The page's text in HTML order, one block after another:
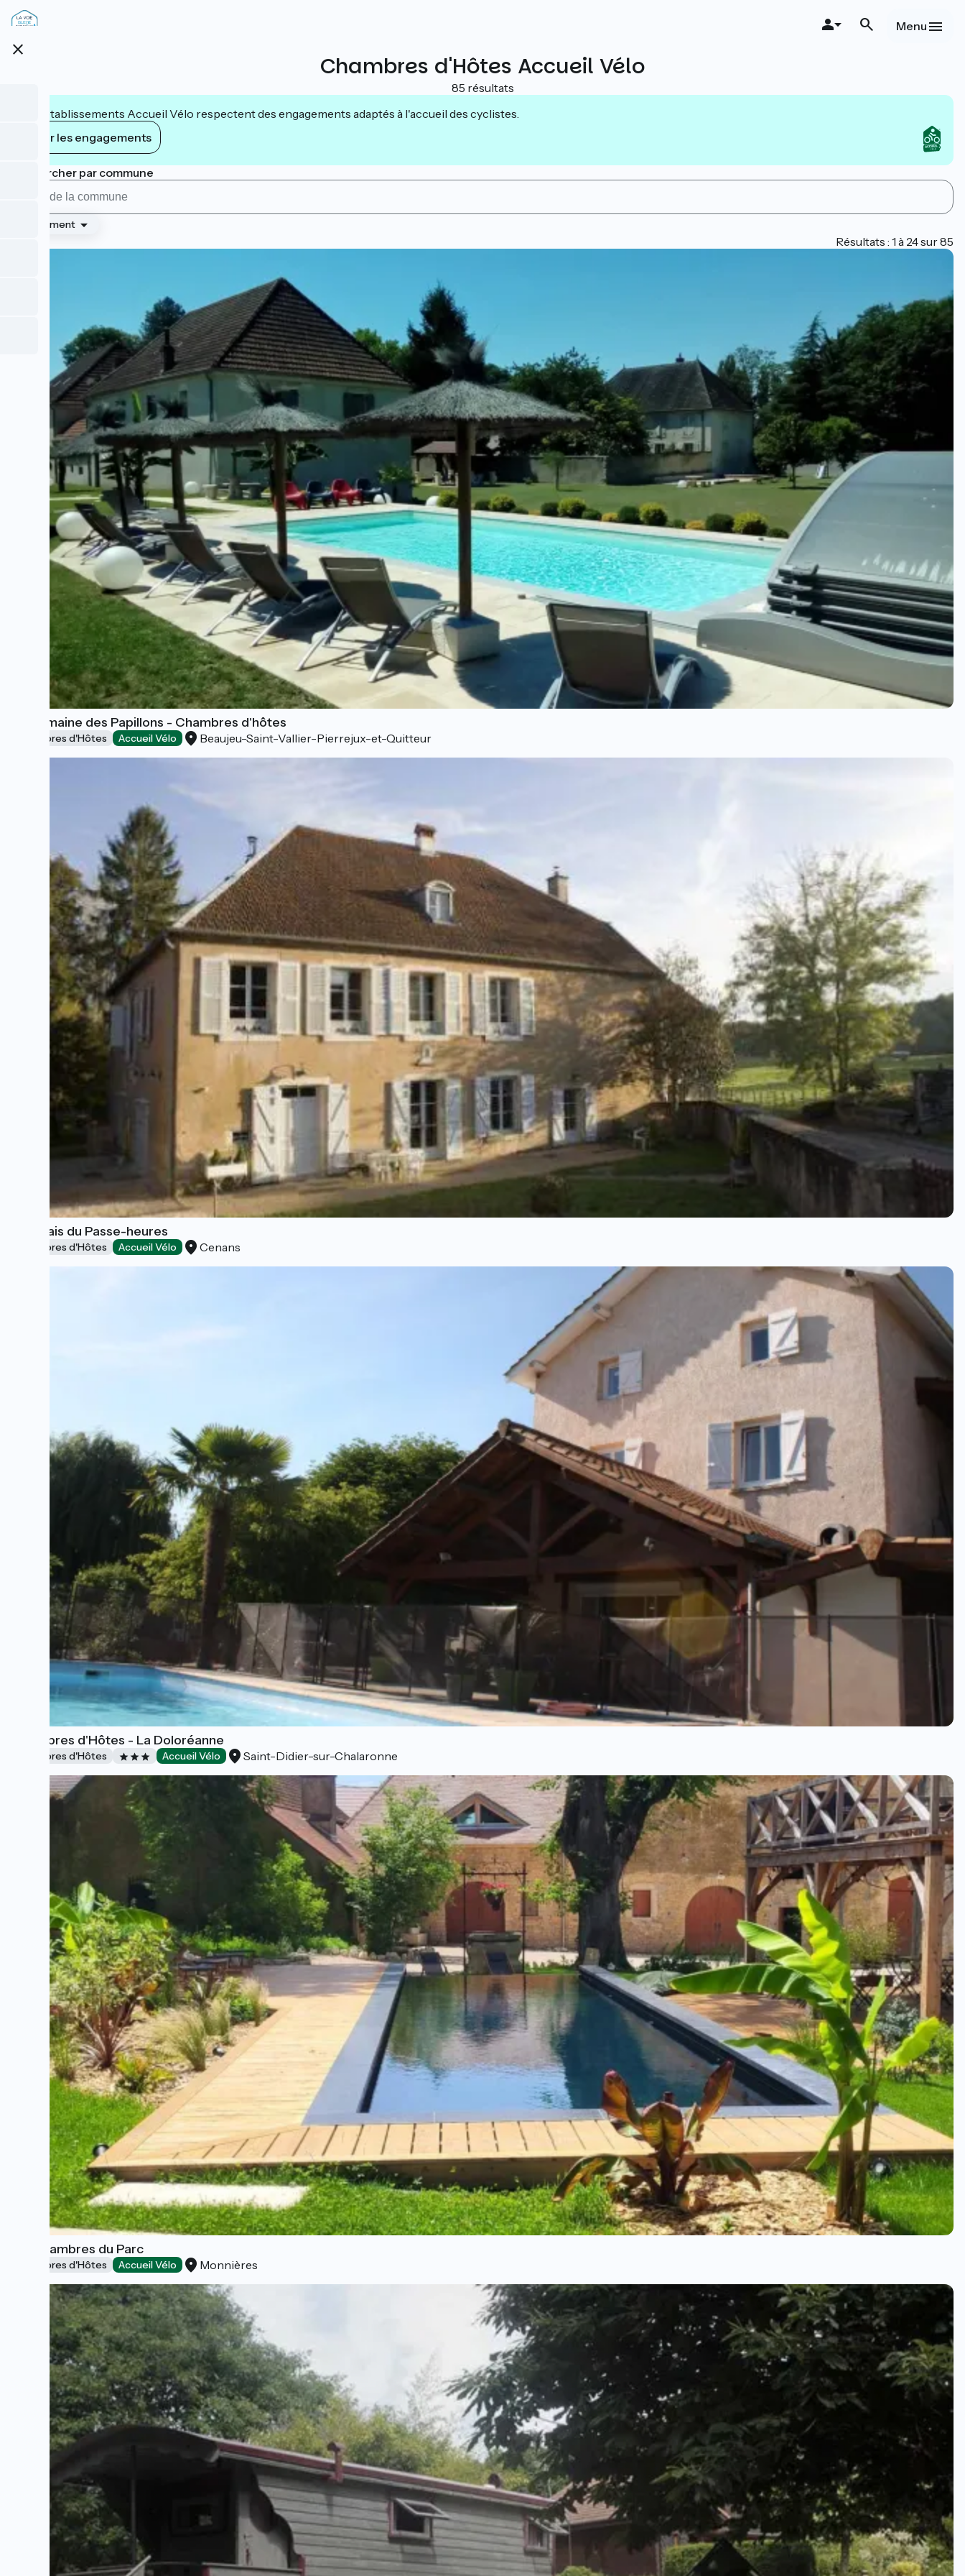
Aller
au
principal
close
Menu
Chambres d'Hôtes Accueil Vélo
85 résultats
Les établissements Accueil Vélo respectent des engagements adaptés à l'accueil des cyclistes.
Voir les engagements
Rechercher par commune
Classement
Résultats : 1 à 24 sur 85
Le Domaine des Papillons - Chambres d'hôtes
Chambres d'Hôtes Accueil Vélo Beaujeu-Saint-Vallier-Pierrejux-et-Quitteur
Le Relais du Passe-heures
Chambres d'Hôtes Accueil Vélo Cenans
Chambres d'Hôtes - La Doloréanne
Chambres d'Hôtes Accueil Vélo Saint-Didier-sur-Chalaronne
Les chambres du Parc
Chambres d'Hôtes Accueil Vélo Monnières